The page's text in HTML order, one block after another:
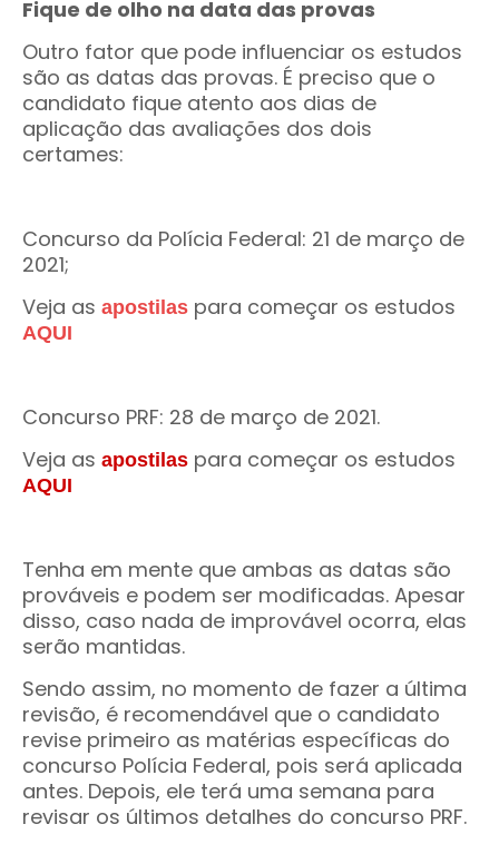
Fique de olho na data das provas
Outro fator que pode influenciar os estudos
são as datas das provas. É preciso que o
candidato fique atento aos dias de
aplicação das avaliações dos dois
certames:
Concurso da Polícia Federal: 21 de março de
2021;
Veja as apostilas para começar os estudos
AQUI
Concurso PRF: 28 de março de 2021.
Veja as apostilas para começar os estudos
AQUI
Tenha em mente que ambas as datas são
prováveis e podem ser modificadas. Apesar
disso, caso nada de improvável ocorra, elas
serão mantidas.
Sendo assim, no momento de fazer a última
revisão, é recomendável que o candidato
revise primeiro as matérias específicas do
concurso Polícia Federal, pois será aplicada
antes. Depois, ele terá uma semana para
revisar os últimos detalhes do concurso PRF.